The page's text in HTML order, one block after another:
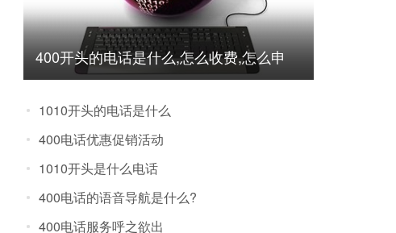
400开头的电话是什么,怎么收费,怎么申
请?
1010开头的电话是什么
400电话优惠促销活动
1010开头是什么电话
400电话的语音导航是什么?
400电话服务呼之欲出